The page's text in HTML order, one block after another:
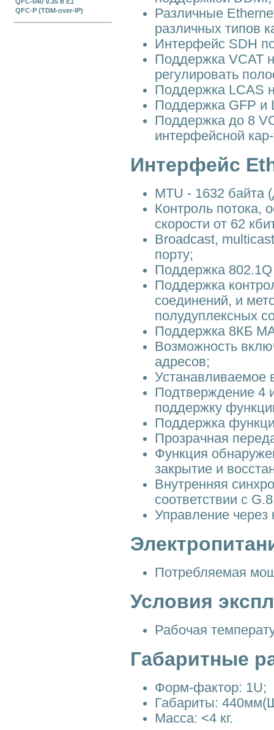
QFC-P (TDM-over-IP)
Различные
различных типов
Интерфейс SDH
Поддержка VCAT
регулировать
Поддержка LCAS
Поддержка GFP и
Поддержка до 8
интерфейсной
Интерфейс
MTU - 1632 байта
Контроль потока,
скорости от 62
Broadcast,
порту;
Поддержка
Поддержка
соединений, и
полудуплексных
Поддержка 8КБ
Возможность
адресов;
Устанавливаемое
Подтверждение 4
поддержку
Поддержка
Прозрачная
Функция
закрытие и
Внутренняя
соответствии с
Управление
Потребляемая
Условия
Рабочая
Габаритные
Форм-фактор: 1U;
Габариты:
Масса: <4 кг.